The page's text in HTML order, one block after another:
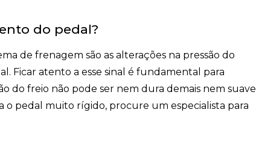
do pedal?
de frenagem são as alterações na pressão do
. Ficar atento a esse sinal é fundamental para
do freio não pode ser nem dura demais nem suave
o pedal muito rígido, procure um especialista para